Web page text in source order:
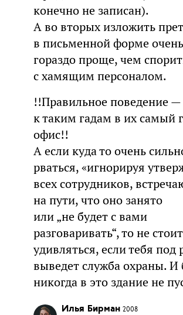
конечно не записан).
А во вторых изложить
в письменной форме
гораздо проще, чем
с хамящим персоналом.
!!Правильное поведение —
к таким гадам в их самый
офис!!
А если куда то очень
рваться, «игнорируя
всех сотрудников,
на пути, что оно занято
или „не будет с вами
разговаривать“, то не стоит
удивляться, если тебя под
выведет служба охраны. И
никогда в это здание не
Илья Бирман 2008